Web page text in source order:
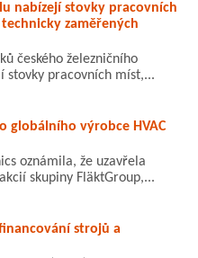
nabízejí stovky pracovních
zaměřených
českého železničního
stovky pracovních míst,...
globálního výrobce HVAC
oznámila, že uzavřela
skupiny FläktGroup,...
strojů a